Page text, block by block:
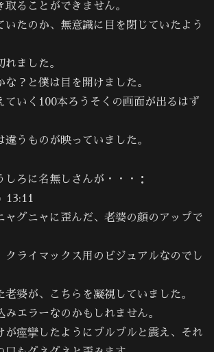
取ることができません。
いたのか、無意識に目を閉じていたよう
ました。
な？と僕は目を開けました。
ていく100本ろうそくの画面が出るはず
違うものが映っていました。
しろに名無しさんが・・・：
ャグニャに歪んだ、老婆の顔のアップで
クライマックス用のビジュアルなのでし
老婆が、こちらを凝視していました。
みエラーなのかもしれません。
が痙攣したようにブルブルと震え、それ